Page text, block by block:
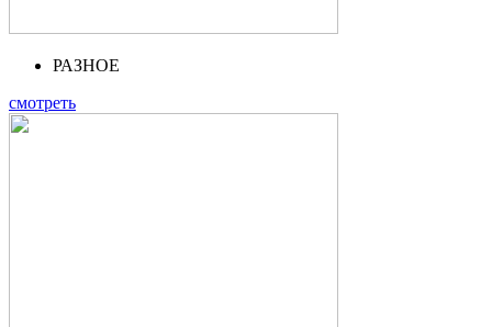
РАЗНОЕ
смотреть